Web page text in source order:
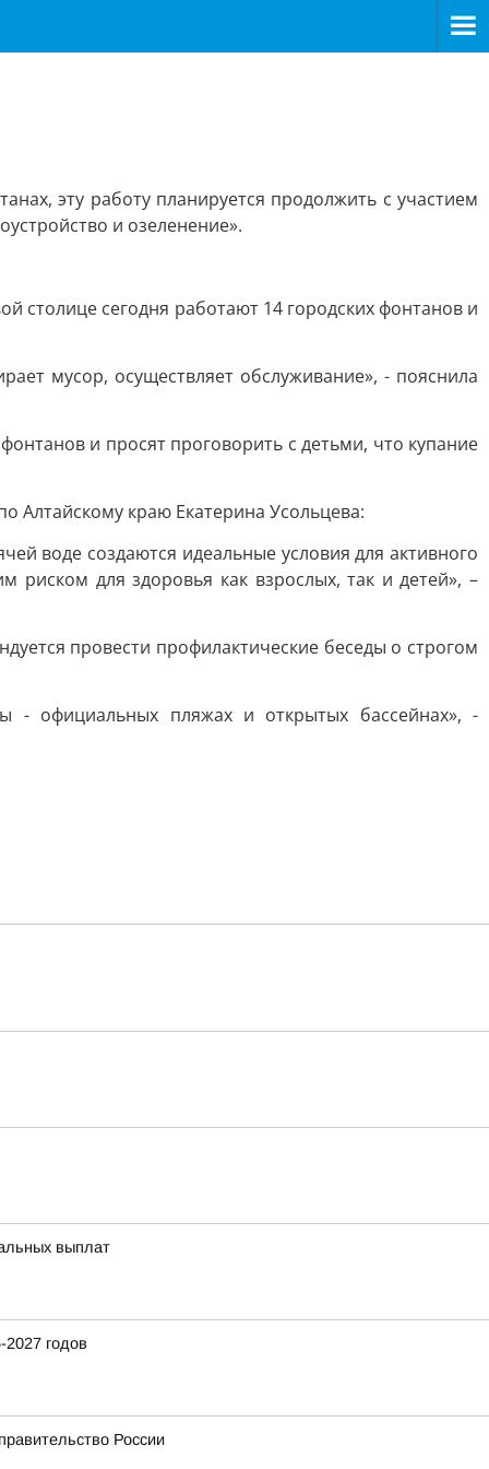
эту работу планируется продолжить с участием
и озеленение».
столице сегодня работают 14 городских фонтанов и
мусор, осуществляет обслуживание», - пояснила
и просят проговорить с детьми, что купание
Алтайскому краю Екатерина Усольцева:
воде создаются идеальные условия для активного
риском для здоровья как взрослых, так и детей», –
провести профилактические беседы о строгом
- официальных пляжах и открытых бассейнах», -
выплат
годов
России